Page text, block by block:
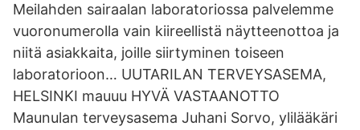
Meilahden sairaalan laboratoriossa palvelemme
vuoronumerolla vain kiireellistä näytteenottoa ja
niitä asiakkaita, joille siirtyminen toiseen
laboratorioon… UUTARILAN TERVEYSASEMA,
HELSINKI mauuu HYVÄ VASTAANOTTO
Maunulan terveysasema Juhani Sorvo, ylilääkäri